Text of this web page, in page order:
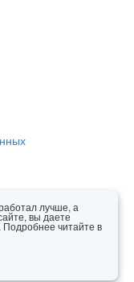
лучше, а
вы даете
читайте в